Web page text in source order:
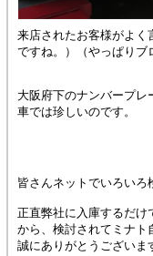
来店されたお客様がよく
ですね。）（やっぱりブ
大阪府下のナンバープ
車では珍しいのです。
皆さんネットでいろいろ
正直弊社に入庫するだけ
から、検討されてミナト
誠にありがとうございま